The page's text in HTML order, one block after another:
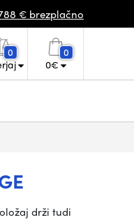
€ brezplačno
0 0
0€
drži tudi